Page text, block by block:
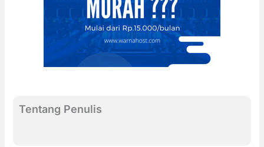
Tentang Penulis